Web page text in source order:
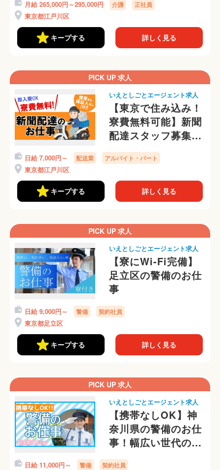
月給 265,000円～295,000円 介護 正社員
東京都江戸川区
キープする 詳しく見る
PICK UP 求人
いえとしごとエージェント求人
【東京で住み込み！
寮費無料可能】新聞
配達スタッフ募集
中！携帯番号なし
OKです
日給 7,000円～ 配送業 アルバイト・パート
東京都江戸川区
キープする 詳しく見る
PICK UP 求人
いえとしごとエージェント求人
【寮にWi-Fi完備】
足立区の警備のお仕
事
日給 9,000円～ 警備 契約社員
東京都足立区
キープする 詳しく見る
PICK UP 求人
いえとしごとエージェント求人
【携帯なしOK】神
奈川県の警備のお仕
事！幅広い世代の方
が活躍中です
日給 11,000円～ 警備 契約社員